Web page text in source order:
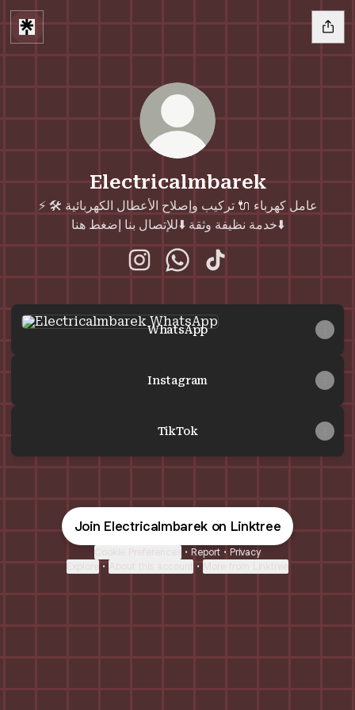
Electricalmbarek
⚡ عامل كهرباء 🔌 تركيب وإصلاح الأعطال الكهربائية 🛠
خدمة نظيفة وثقة ⬇️للإتصال بنا إضغط هنا⬇️
Electricalmbarek Instagram
Electricalmbarek
Electricalmbarek
WhatsApp
WhatsApp
Instagram
TikTok
Join Electricalmbarek on Linktree
• Report • Privacy
• •